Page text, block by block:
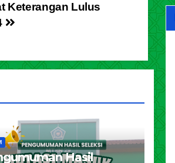
Keterangan Lulus
Hasil